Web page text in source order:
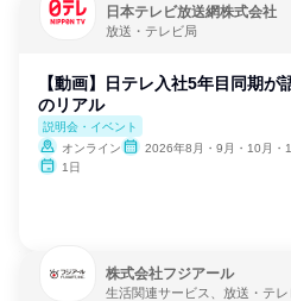
日本テレビ放送網株式会社
放送・テレビ局
【動画】日テレ入社5年目同期が
のリアル
説明会・イベント
オンライン
2026年8月・9月・10月・11月・
1日
株式会社フジアール
生活関連サービス、放送・テレ